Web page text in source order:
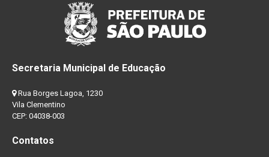
Secretaria Municipal de Educação
Rua Borges Lagoa, 1230
Vila Clementino
CEP: 04038-003
Contatos